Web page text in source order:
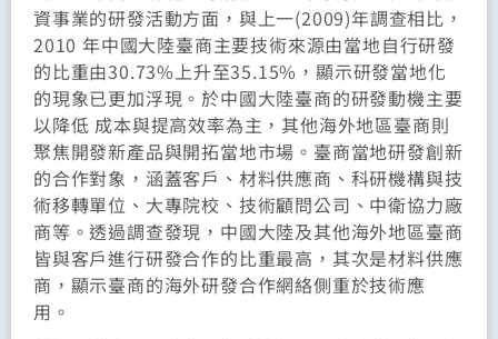
資事業的研發活動方面，與上一(2009)年調查相比，
2010 年中國大陸臺商主要技術來源由當地自行研發
的比重由30.73%上升至35.15%，顯示研發當地化
的現象已更加浮現。於中國大陸臺商的研發動機主要
以降低 成本與提高效率為主，其他海外地區臺商則
聚焦開發新產品與開拓當地市場。臺商當地研發創新
的合作對象，涵蓋客戶、材料供應商、科研機構與技
術移轉單位、大專院校、技術顧問公司、中衛協力廠
商等。透過調查發現，中國大陸及其他海外地區臺商
皆與客戶進行研發合作的比重最高，其次是材料供應
商，顯示臺商的海外研發合作網絡側重於技術應
用。